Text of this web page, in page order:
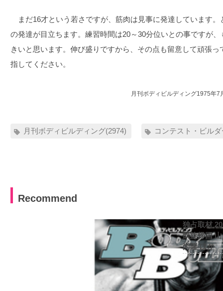
まだ16才という若さですが、筋肉は見事に発達しています
の発達が目立ちます。練習時間は20～30分位いとの事ですが
きいと思います。伸び盛りですから、その点も留意して頑張
指してください。
月刊ボディビルディング1975年7
月刊ボディビルディング(2974) コンテスト・ビル
Recommend
独占取材
凱旋帰国
尚隆 ほか